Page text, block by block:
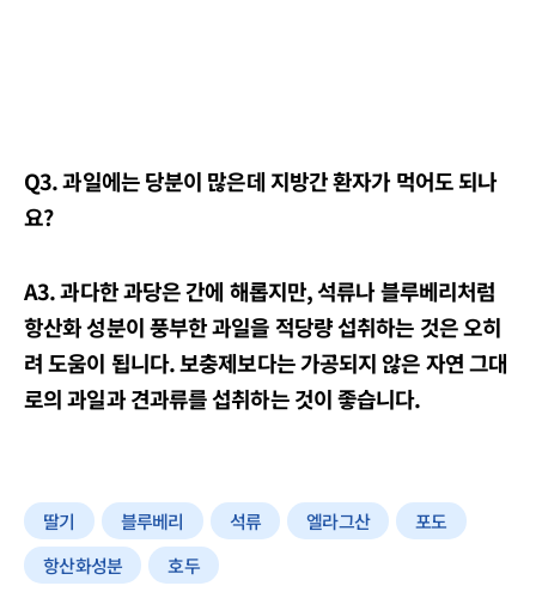
Q3. 과일에는 당분이 많은데 지방간 환자가 먹어도 되나
요?
A3. 과다한 과당은 간에 해롭지만, 석류나 블루베리처럼
항산화 성분이 풍부한 과일을 적당량 섭취하는 것은 오히
려 도움이 됩니다. 보충제보다는 가공되지 않은 자연 그대
로의 과일과 견과류를 섭취하는 것이 좋습니다.
딸기 블루베리 석류 엘라그산
포도
항산화성분
호두